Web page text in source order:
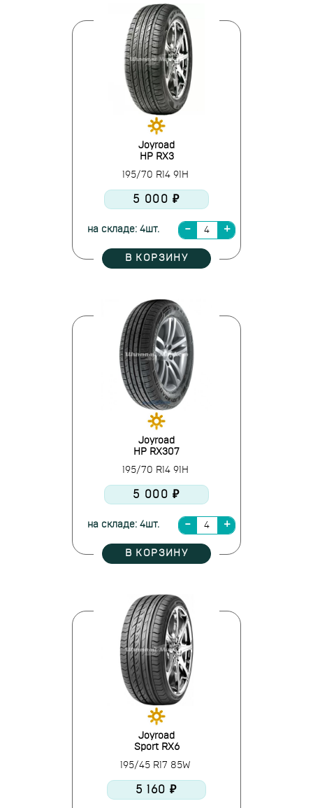
Joyroad
HP RX3
195/70 R14 91H
5 000 ₽
на складе: 4шт.
В КОРЗИНУ
Joyroad
HP RX307
195/70 R14 91H
5 000 ₽
на складе: 4шт.
В КОРЗИНУ
Joyroad
Sport RX6
195/45 R17 85W
5 160 ₽